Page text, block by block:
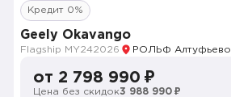
Кредит 0%
Geely Okavango
Flagship MY242026 РОЛЬФ Алтуфьево
от 2 798 990 ₽
Цена без скидок3 988 990 ₽